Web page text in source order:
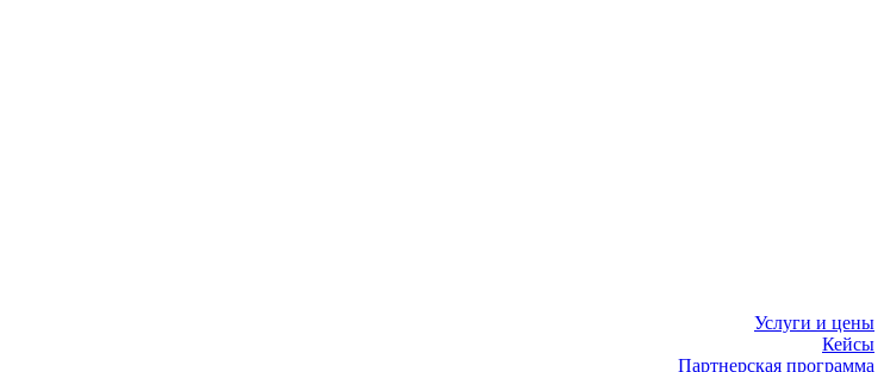
Услуги и цены
Кейсы
Партнерская программа